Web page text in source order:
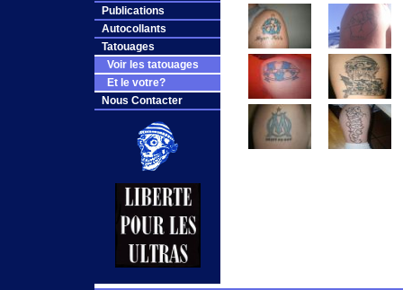
Publications
Autocollants
Tatouages
Voir les tatouages
Et le votre?
Nous Contacter